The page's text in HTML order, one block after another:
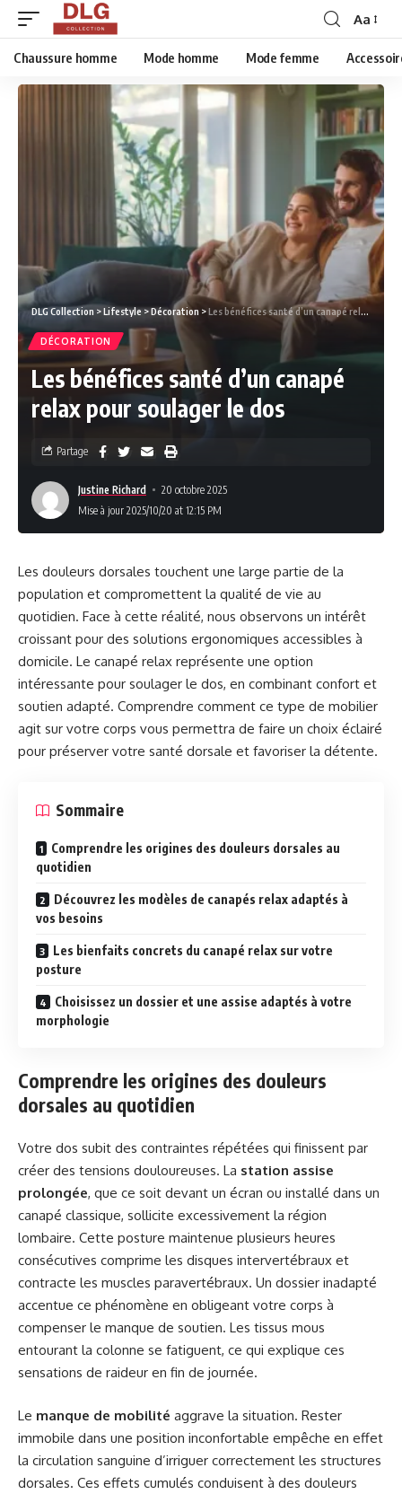
Aa
Chaussure homme Mode homme Mode femme
DLG Collection >Lifestyle>Décoration >Les bénéfices santé d’un canapé relax pour soulager le dos
DÉCORATION
Les bénéfices santé d’un canapé
relax pour soulager le dos
Justine Richard
20 octobre 2025
Mise à jour 2025/10/20 at 12:15 PM
Partage
Les douleurs dorsales touchent une large partie de la
population et compromettent la qualité de vie au
quotidien. Face à cette réalité, nous observons un intérêt
croissant pour des solutions ergonomiques accessibles à
domicile. Le canapé relax représente une option
intéressante pour soulager le dos, en combinant confort et
soutien adapté. Comprendre comment ce type de mobilier
agit sur votre corps vous permettra de faire un choix éclairé
pour préserver votre santé dorsale et favoriser la détente.
Sommaire
Comprendre les origines des douleurs dorsales au
quotidien
Découvrez les modèles de canapés relax adaptés à
vos besoins
Les bienfaits concrets du canapé relax sur votre
posture
Choisissez un dossier et une assise adaptés à votre
morphologie
Comprendre les origines des douleurs
dorsales au quotidien
Votre dos subit des contraintes répétées qui finissent par
créer des tensions douloureuses. La station assise
prolongée, que ce soit devant un écran ou installé dans un
canapé classique, sollicite excessivement la région
lombaire. Cette posture maintenue plusieurs heures
consécutives comprime les disques intervertébraux et
contracte les muscles paravertébraux. Un dossier inadapté
accentue ce phénomène en obligeant votre corps à
compenser le manque de soutien. Les tissus mous
entourant la colonne se fatiguent, ce qui explique ces
sensations de raideur en fin de journée.
Le manque de mobilité aggrave la situation. Rester
immobile dans une position inconfortable empêche en effet
la circulation sanguine d’irriguer correctement les structures
dorsales. Ces effets cumulés conduisent à des douleurs